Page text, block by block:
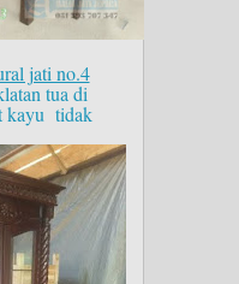
jati no.4
tua di
kayu tidak